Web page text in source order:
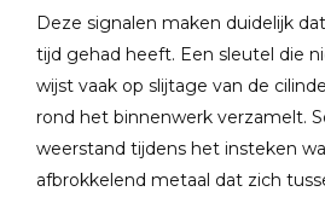
Deze signalen maken duidelijk
tijd gehad heeft. Een sleutel die
wijst vaak op slijtage van de
rond het binnenwerk verzamelt.
weerstand tijdens het insteken
afbrokkelend metaal dat zich